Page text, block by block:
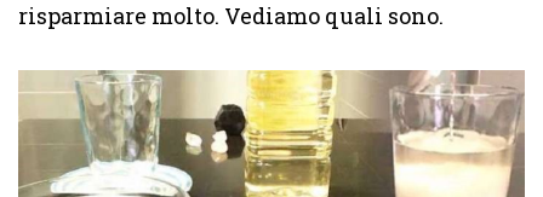
risparmiare molto. Vediamo quali sono.